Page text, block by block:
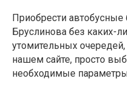
Приобрести
Бруслинова без каких-
утомительных
нашем сайте, просто
необходимые